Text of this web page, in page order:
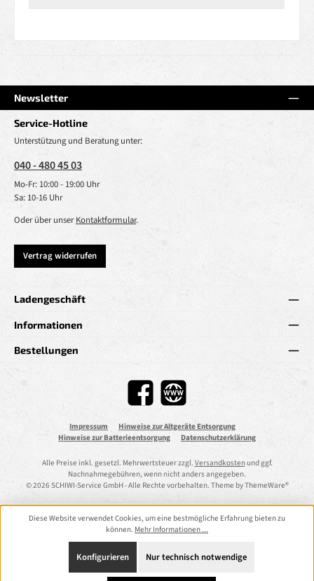
Newsletter
Service-Hotline
Unterstützung und Beratung unter:
040 - 480 45 03
Mo-Fr: 10:00 - 19:00 Uhr
Sa: 10-16 Uhr
Oder über unserKontaktformular.
Vertrag widerrufen
Ladengeschäft
Informationen
Bestellungen
Facebook Website
Impressum
Hinweise zur Altgeräte Entsorgung
Hinweise zur Batterieentsorgung
Datenschutzerklärung
Alle Preise inkl. gesetzl. Mehrwertsteuer zzgl. Versandkostenund ggf.
Nachnahmegebühren, wenn nicht anders angegeben.
© 2026 SCHIWI-Service GmbH - Alle Rechte vorbehalten. Theme byThemeWare®
Diese Website verwendet Cookies, um eine bestmögliche Erfahrung bieten zu
können. Mehr Informationen ...
Nur technisch notwendige
Konfigurieren